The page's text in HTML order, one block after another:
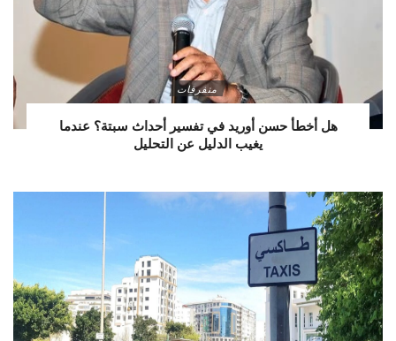
متفرقات
هل أخطأ حسن أوريد في تفسير أحداث سبتة؟ عندما
يغيب الدليل عن التحليل